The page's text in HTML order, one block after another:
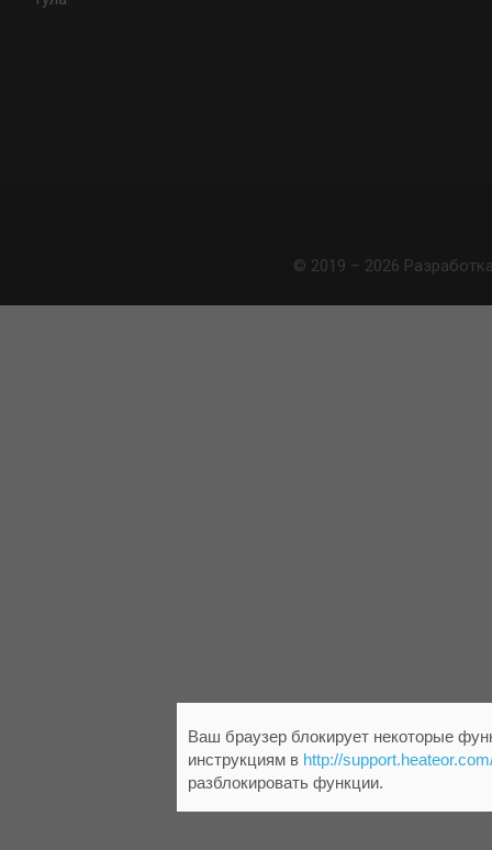
© 2019 – 2026
Ваш браузер блокирует некоторые
инструкциям в http://
разблокировать функции.